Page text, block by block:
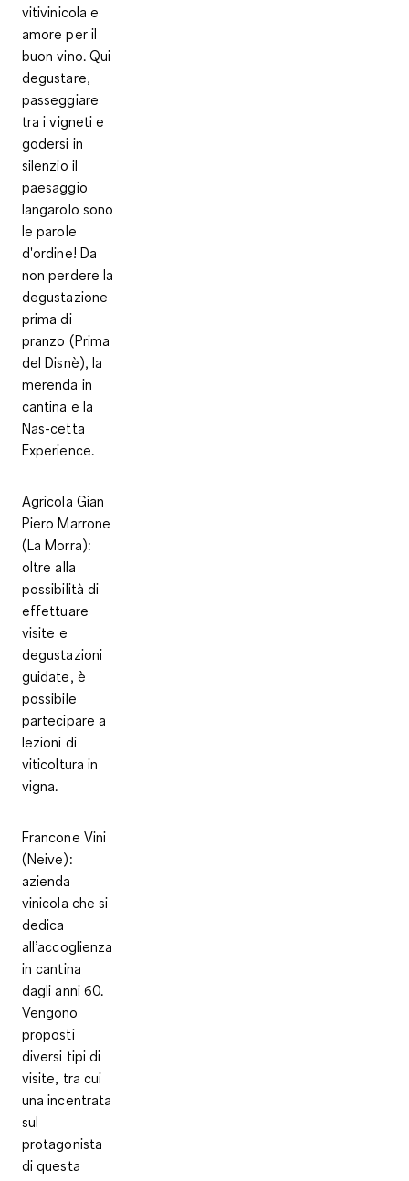
vitivinicola e
amore per il
buon vino. Qui
degustare,
passeggiare
tra i vigneti e
godersi in
silenzio il
paesaggio
langarolo sono
le parole
d'ordine! Da
non perdere la
degustazione
prima di
pranzo (Prima
del Disnè), la
merenda in
cantina e la
Nas-cetta
Experience.
Agricola Gian
Piero Marrone
(La Morra):
oltre alla
possibilità di
effettuare
visite e
degustazioni
guidate, è
possibile
partecipare a
lezioni di
viticoltura in
vigna.
Francone Vini
(Neive):
azienda
vinicola che si
dedica
all’accoglienza
in cantina
dagli anni 60.
Vengono
proposti
diversi tipi di
visite, tra cui
una incentrata
sul
protagonista
di questa